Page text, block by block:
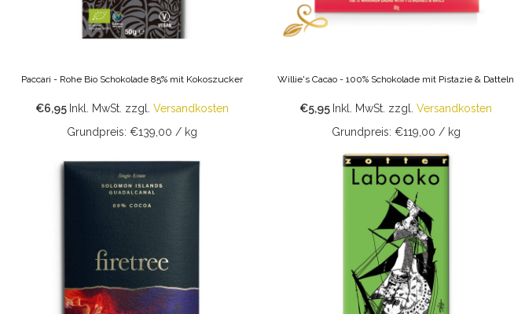
Paccari - Rohe Bio Schokolade 85% mit Kokoszucker
€6,95 Inkl. MwSt. zzgl. Versandkosten
Grundpreis: €139,00 / kg
Willie's Cacao - 100% Schokolade mit Pistazie & Datteln
€5,95 Inkl. MwSt. zzgl. Versandkosten
Grundpreis: €119,00 / kg